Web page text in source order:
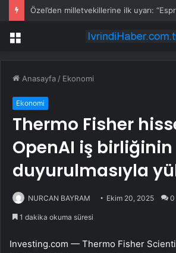
Menü
Anasayfa / Ekonomi
Ekonomi
Thermo Fisher
OpenAI iş birliğinin
duyurulmasıyla
NURCAN BAYRAM Ekim 20, 2025 0
1 dakika okuma süresi
Investing.com — Thermo Fisher